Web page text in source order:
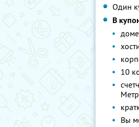
Один
В
10
Вы